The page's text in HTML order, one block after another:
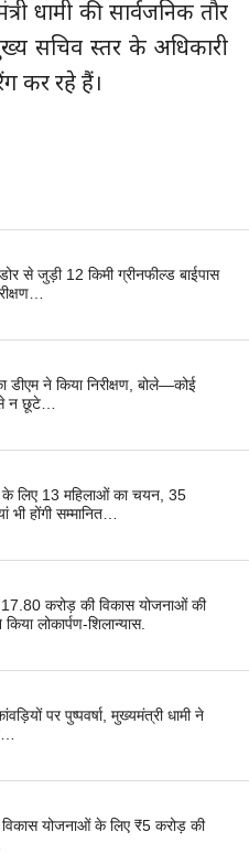
धामी की सार्वजनिक तौर
सचिव स्तर के अधिकारी
कर रहे हैं।
से जुड़ी 12 किमी ग्रीनफील्ड बाईपास
डीएम ने किया निरीक्षण, बोले—कोई
न छूटे…
के लिए 13 महिलाओं का चयन, 35
भी होंगी सम्मानित…
17.80 करोड़ की विकास योजनाओं की
लोकार्पण-शिलान्यास.
पर पुष्पवर्षा, मुख्यमंत्री धामी ने
विकास योजनाओं के लिए ₹5 करोड़ की